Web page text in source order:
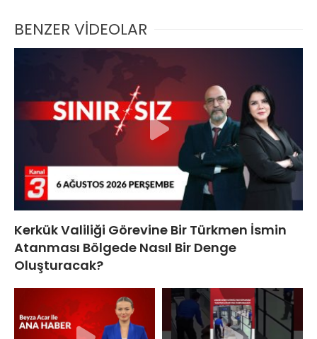
BENZER VİDEOLAR
Kerkük Valiliği Görevine Bir Türkmen İsmin
Atanması Bölgede Nasıl Bir Denge
Oluşturacak?